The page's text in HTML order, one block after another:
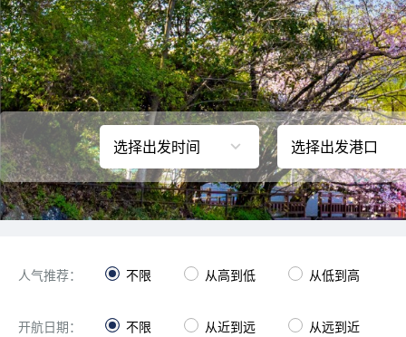
选择出发时间 选择出发港口
人气推荐： 不限 从高到低 从低到高
开航日期： 不限 从近到远 从远到近